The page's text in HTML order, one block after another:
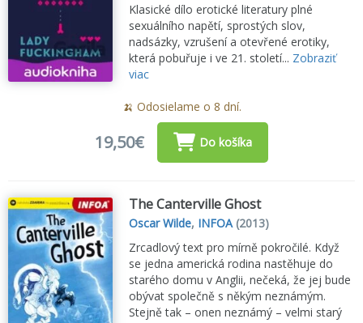
Klasické dílo erotické literatury plné
sexuálního napětí, sprostých slov,
nadsázky, vzrušení a otevřené erotiky,
která pobuřuje i ve 21. století... Zobraziť
viac
🍌 Odosielame o 8 dní.
19,50€ Do košíka
The Canterville Ghost
Oscar Wilde, INFOA(2013)
Zrcadlový text pro mírně pokročilé. Když
se jedna americká rodina nastěhuje do
starého domu v Anglii, nečeká, že jej bude
obývat společně s někým neznámým.
Stejně tak – onen neznámý – velmi starý